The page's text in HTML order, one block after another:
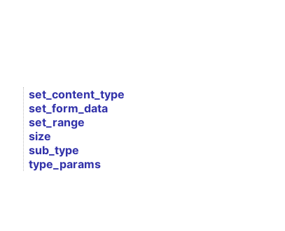
set_content_type
set_form_data
set_range
size
sub_type
type_params